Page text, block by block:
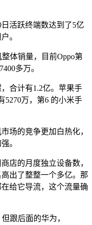
活跃终端数达到了5亿
。
体销量，目前Oppo第
多万。
合计有1.2亿。苹果手
5270万，第6 的小米手
场的竞争更加白热化，
。
店的月度独立设备数，
出了整整一个多亿。那
给它导流，这个流量确
跟后面的华为，